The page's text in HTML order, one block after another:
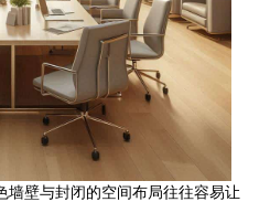
墙壁与封闭的空间布局往往容易让